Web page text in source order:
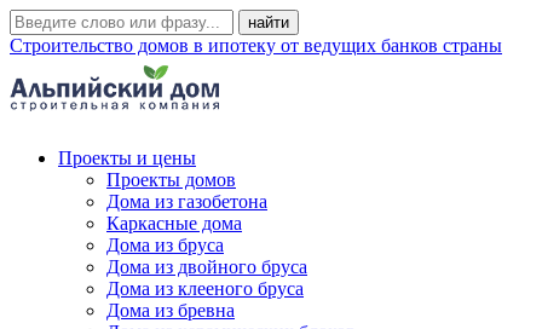
Строительство домов в ипотеку от ведущих банков страны
Проекты и цены
Проекты домов
Дома из газобетона
Каркасные дома
Дома из бруса
Дома из двойного бруса
Дома из клееного бруса
Дома из бревна